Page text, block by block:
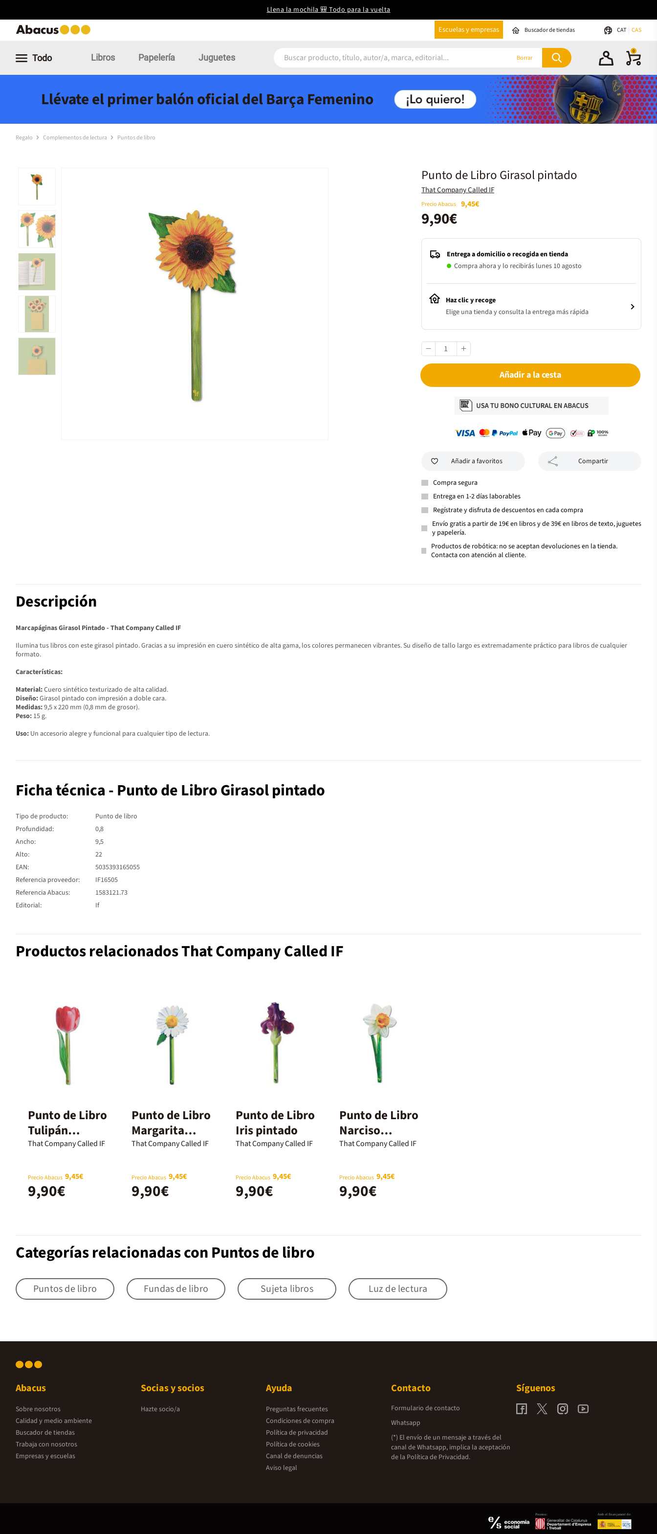
Llena la mochila 🎒 Todo para la vuelta
Escuelas y empresas Buscador de tiendas CAT CAS
Todo Libros Papelería Juguetes Borrar
0
Llévate el primer balón oficial del Barça Femenino
Regalo Complementos de lectura Puntos de libro
Punto de Libro Girasol pintado
That Company Called IF
Precio Abacus 9,45€
9,90€
Entrega a domicilio o recogida en tienda
Compra ahora y lo recibirás lunes 10 agosto
Haz clic y recoge
Elige una tienda y consulta la entrega más rápida
Añadir a la cesta
Añadir a favoritos Compartir
Compra segura
Entrega en 1-2 días laborables
Regístrate y disfruta de descuentos en cada compra
Envío gratis a partir de 19€ en libros y de 39€ en libros de texto, juguetes
y papelería.
Productos de robótica: no se aceptan devoluciones en la tienda.
Contacta con atención al cliente.
Descripción
Marcapáginas Girasol Pintado - That Company Called IF
Ilumina tus libros con este girasol pintado. Gracias a su impresión en cuero sintético de alta gama, los colores permanecen vibrantes. Su diseño de tallo largo es extremadamente práctico para libros de cualquier
formato.
Características:
Material:Cuero sintético texturizado de alta calidad.
Diseño:Girasol pintado con impresión a doble cara.
Medidas:9,5 x 220 mm (0,8 mm de grosor).
Peso: 15 g.
Uso: Un accesorio alegre y funcional para cualquier tipo de lectura.
Ficha técnica - Punto de Libro Girasol pintado
Tipo de producto:
Punto de libro
Profundidad:
0,8
Ancho:
9,5
Alto:
22
EAN:
5035393165055
Referencia proveedor:
IF16505
Referencia Abacus:
1583121.73
Editorial:
If
Productos relacionados That Company Called IF
Punto de Libro
Tulipán
pintado
That Company Called IF
Precio Abacus 9,45€
9,90€
Punto de Libro
Margarita
pintada
That Company Called IF
Precio Abacus 9,45€
9,90€
Punto de Libro
Iris pintado
That Company Called IF
Precio Abacus 9,45€
9,90€
Punto de Libro
Narciso
pintado
That Company Called IF
Precio Abacus 9,45€
9,90€
Categorías relacionadas con Puntos de libro
Puntos de libro Fundas de libro Sujeta libros Luz de lectura
Abacus
Sobre nosotros
Calidad y medio ambiente
Buscador de tiendas
Trabaja con nosotros
Empresas y escuelas
Socias y socios
Hazte socio/a
Ayuda
Preguntas frecuentes
Condiciones de compra
Política de privacidad
Política de cookies
Canal de denuncias
Aviso legal
Contacto
Formulario de contacto
Whatsapp
(*) El envío de un mensaje a través del
canal de Whatsapp, implica la aceptación
de la Política de Privacidad.
Síguenos
Promou: Amb el finançament de: